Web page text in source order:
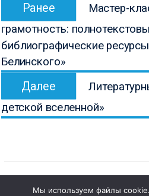
записям
Ранее
запись:
Мастер-
грамотность:
библиографические
Белинского»
Далее
запись:
детской вселенной»
Мы используем файлы